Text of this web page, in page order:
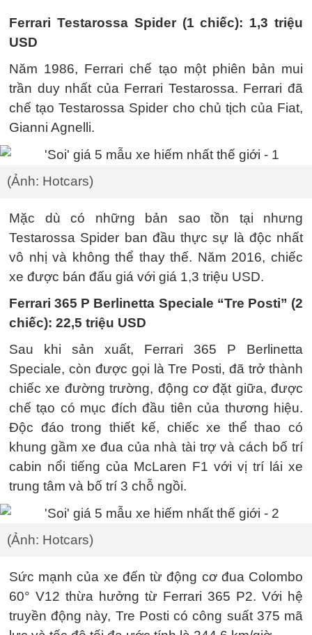
Ferrari Testarossa Spider (1 chiếc): 1,3 triệu
USD
Năm 1986, Ferrari chế tạo một phiên bản mui
trần duy nhất của Ferrari Testarossa. Ferrari đã
chế tạo Testarossa Spider cho chủ tịch của Fiat,
Gianni Agnelli.
(Ảnh: Hotcars)
Mặc dù có những bản sao tồn tại nhưng
Testarossa Spider ban đầu thực sự là độc nhất
vô nhị và không thể thay thế. Năm 2016, chiếc
xe được bán đấu giá với giá 1,3 triệu USD.
Ferrari 365 P Berlinetta Speciale “Tre Posti” (2
chiếc): 22,5 triệu USD
Sau khi sản xuất, Ferrari 365 P Berlinetta
Speciale, còn được gọi là Tre Posti, đã trở thành
chiếc xe đường trường, động cơ đặt giữa, được
chế tạo có mục đích đầu tiên của thương hiệu.
Độc đáo trong thiết kế, chiếc xe thể thao có
khung gầm xe đua của nhà tài trợ và cách bố trí
cabin nổi tiếng của McLaren F1 với vị trí lái xe
trung tâm và bố trí 3 chỗ ngồi.
(Ảnh: Hotcars)
Sức mạnh của xe đến từ động cơ đua Colombo
60° V12 thừa hưởng từ Ferrari 365 P2. Với hệ
truyền động này, Tre Posti có công suất 375 mã